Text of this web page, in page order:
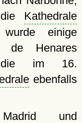
Kathedrale
einige
de Henares
die im 16.
ebenfalls
Madrid und